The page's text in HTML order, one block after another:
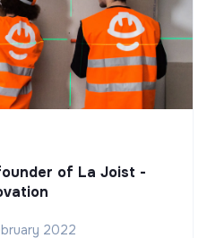
of La Joist -
2022